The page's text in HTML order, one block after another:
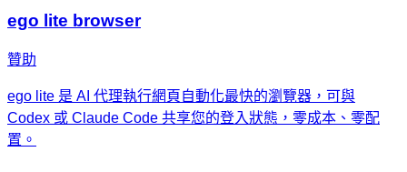
ego lite browser
贊助
ego lite 是 AI 代理執行網頁自動化最快的瀏覽器，可與
Codex 或 Claude Code 共享您的登入狀態，零成本、零配
置。